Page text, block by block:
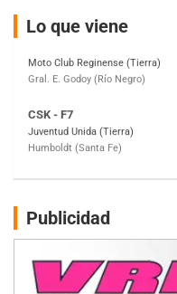
entradas
Lo que viene
CSK - F7
Humboldt (Santa Fe)
Ciudad de Avellaneda (Asfalto)
Avellaneda (Santa Fe)
José Samuel Sánchez (Tierra)
El Timbó (Tucumán)
Publicidad